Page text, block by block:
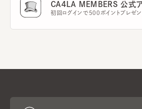
CA4LA MEMBERS 公式ア
初回ログインで500ポイントプレゼン